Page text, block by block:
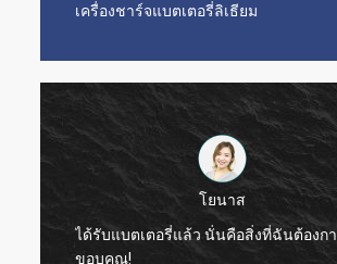
เครื่องชาร์จแบตเตอรี่ลิเธียม
ฟาบริซิโอ เมนดอนก้า
ผู้จัดการฝ่ายขาย อันโตนิโอ บริการดี!!!